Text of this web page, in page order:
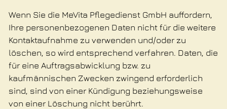
Wenn Sie die MeVita Pflegedienst GmbH auffordern,
Ihre personenbezogenen Daten nicht für die weitere
Kontaktaufnahme zu verwenden und/oder zu
löschen, so wird entsprechend verfahren. Daten, die
für eine Auftragsabwicklung bzw. zu
kaufmännischen Zwecken zwingend erforderlich
sind, sind von einer Kündigung beziehungsweise
von einer Löschung nicht berührt.